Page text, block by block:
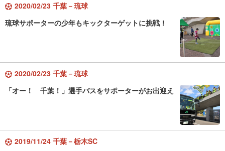
2020/02/23 千葉－琉球
琉球サポーターの少年もキックターゲットに挑戦！
2020/02/23 千葉－琉球
「オー！ 千葉！」選手バスをサポーターがお出迎え
2019/11/24 千葉－栃木SC